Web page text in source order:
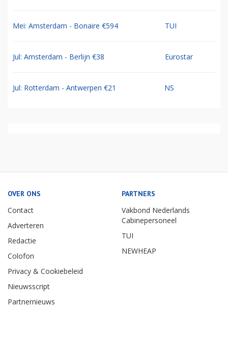
Mei: Amsterdam - Bonaire €594 TUI
Jul: Amsterdam - Berlijn €38 Eurostar
Jul: Rotterdam - Antwerpen €21 NS
OVER ONS
Contact
Adverteren
Redactie
Colofon
Privacy & Cookiebeleid
Nieuwsscript
Partnernieuws
PARTNERS
Vakbond Nederlands
Cabinepersoneel
TUI
NEWHEAP